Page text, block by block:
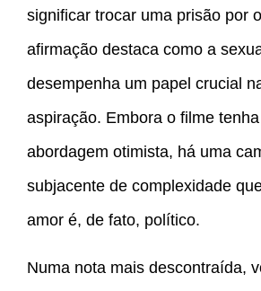
significar trocar uma prisão por
afirmação destaca como a
desempenha um papel crucial
aspiração. Embora o filme
abordagem otimista, há uma
subjacente de complexidade
amor é, de fato, político.
Numa nota mais descontraída,